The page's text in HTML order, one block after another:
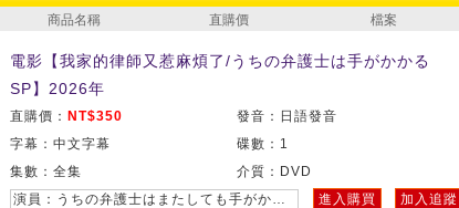
商品名稱 直購價 檔案
電影【我家的律師又惹麻煩了/うちの弁護士は手がかかる
SP】2026年
直購價： NT$350
發音：日語發音
字幕：中文字幕
碟數：1
集數：全集
介質：DVD
演員：うちの弁護士はまたしても手がかかる,室毅,木南晴夏,吉瀨美智子,菅野莉央,日向亙,入山法子,東根作壽英,本多力,早瀨憩,安達祐實,村川繪梨,松尾諭,時任三郎,酒向芳,戶田惠子,渡部篤郎,濱津隆之
進入購買 加入追蹤